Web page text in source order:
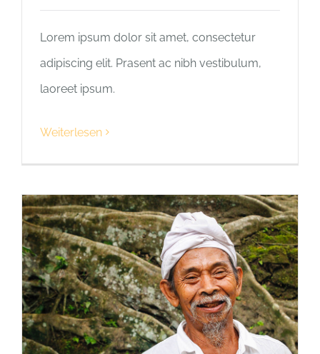
Lorem ipsum dolor sit amet, consectetur
adipiscing elit. Prasent ac nibh vestibulum,
laoreet ipsum.
Weiterlesen